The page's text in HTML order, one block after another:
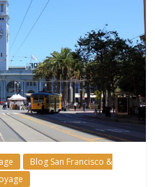
Blog San Francisco &